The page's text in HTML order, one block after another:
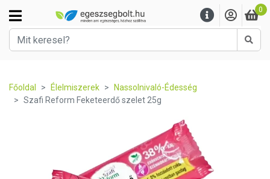
0
Főoldal Élelmiszerek
Nassolnivaló-Édesség
Szafi Reform Feketeerdő szelet 25g